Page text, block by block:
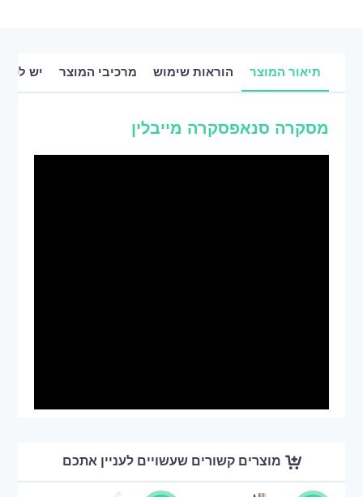
תיאור המוצר הוראות שימוש מרכיבי המוצר יש
מסקרה סנאפסקרה מייבלין
מוצרים קשורים שעשויים לעניין אתכם